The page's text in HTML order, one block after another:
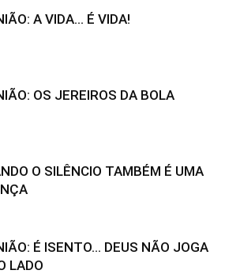
A VIDA… É VIDA!
OS JEREIROS DA BOLA
O SILÊNCIO TAMBÉM É UMA
É ISENTO… DEUS NÃO JOGA
LADO